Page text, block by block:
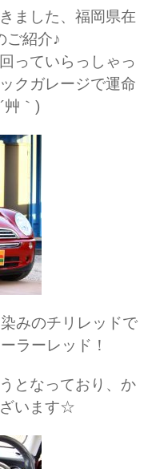
ました、福岡県在
ご紹介♪
っていらっしゃっ
クガレージで運命
艸｀)
みのチリレッドで
ラーレッド！
となっており、か
います☆